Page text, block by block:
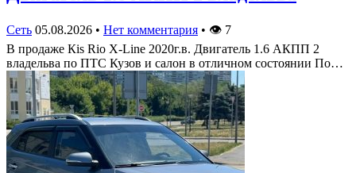
Сеть 05.08.2026 • Нет комментария • 👁 7
В продаже Кis Rio X-Line 2020г.в. Двигатель 1.6 АКПП 2
владельва по ПТС Кузов и салон в отличном состоянии По…